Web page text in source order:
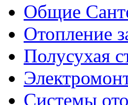
Общие
Отопление
Полусухая
Системы